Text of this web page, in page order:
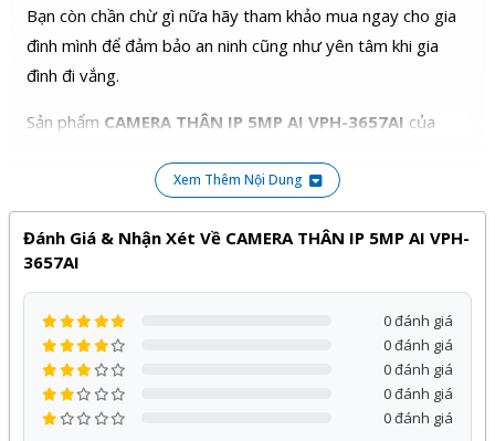
Bạn còn chần chừ gì nữa hãy tham khảo mua ngay cho gia
đình mình để đảm bảo an ninh cũng như yên tâm khi gia
đình đi vắng.
Sản phẩm CAMERA THÂN IP 5MP AI VPH-3657AI của
chính hãng, giá tốt và bảo hành12 tháng , đi kèm với nhiều
chương trình ưu đãi hấp dẫn khác.
Quý khách hàng hoàn toàn yên tâm khi lựa chọn sử dụng
sản phẩm, dịch vụ tại Kỹ Thuật Vtech.
Xem Thêm Nội Dung
Đánh Giá & Nhận Xét Về CAMERA THÂN IP 5MP AI VPH-
3657AI
0 đánh giá
0 đánh giá
0 đánh giá
0 đánh giá
0 đánh giá